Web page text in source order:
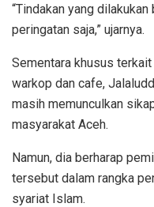
“Tindakan yang
peringatan saja,” ujarnya.
Sementara khusus
warkop dan cafe,
masih memunculkan
masyarakat Aceh.
Namun, dia berharap
tersebut dalam rangka
syariat Islam.